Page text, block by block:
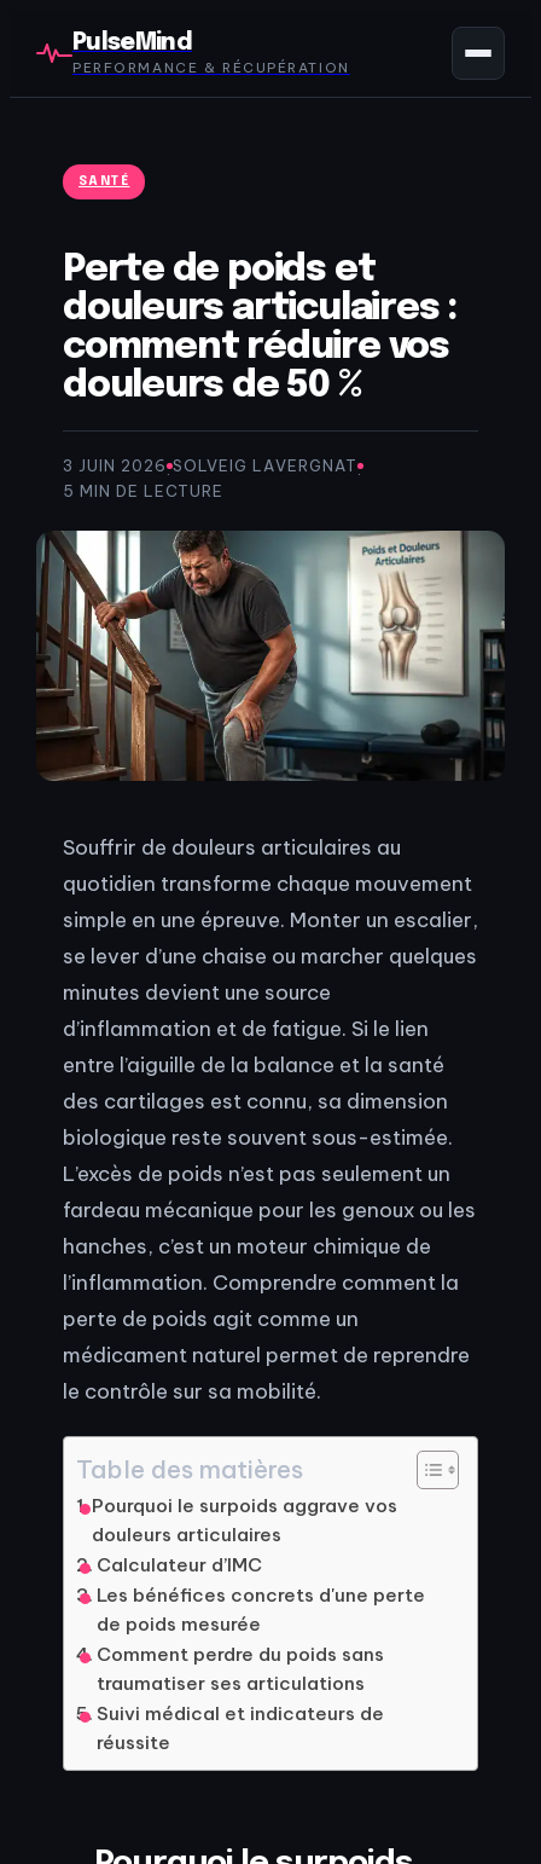
PulseMind
PERFORMANCE & RÉCUPÉRATION
SANTÉ
Perte de poids et
douleurs articulaires :
comment réduire vos
douleurs de 50 %
3 JUIN 2026·SOLVEIG LAVERGNAT·
5 MIN DE LECTURE
Souffrir de douleurs articulaires au
quotidien transforme chaque mouvement
simple en une épreuve. Monter un escalier,
se lever d’une chaise ou marcher quelques
minutes devient une source
d’inflammation et de fatigue. Si le lien
entre l’aiguille de la balance et la santé
des cartilages est connu, sa dimension
biologique reste souvent sous-estimée.
L’excès de poids n’est pas seulement un
fardeau mécanique pour les genoux ou les
hanches, c’est un moteur chimique de
l’inflammation. Comprendre comment la
perte de poids agit comme un
médicament naturel permet de reprendre
le contrôle sur sa mobilité.
Table des matières
Pourquoi le surpoids aggrave vos
douleurs articulaires
Calculateur d’IMC
Les bénéfices concrets d'une perte
de poids mesurée
Comment perdre du poids sans
traumatiser ses articulations
Suivi médical et indicateurs de
réussite